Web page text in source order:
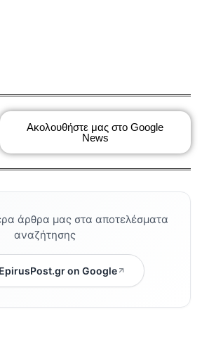
Ακολουθήστε μας στο Google
News
άρθρα μας στα αποτελέσματα
αναζήτησης
on Google